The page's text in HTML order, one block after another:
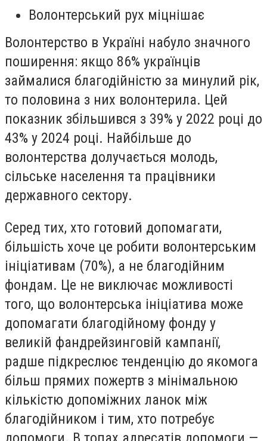
Волонтерський рух міцнішає
Волонтерство в Україні набуло значного
поширення: якщо 86% українців
займалися благодійністю за минулий рік,
то половина з них волонтерила. Цей
показник збільшився з 39% у 2022 році до
43% у 2024 році. Найбільше до
волонтерства долучається молодь,
сільське населення та працівники
державного сектору.
Серед тих, хто готовий допомагати,
більшість хоче це робити волонтерським
ініціативам (70%), а не благодійним
фондам. Це не виключає можливості
того, що волонтерська ініціатива може
допомагати благодійному фонду у
великій фандрейзинговій кампанії,
радше підкреслює тенденцію до якомога
більш прямих пожертв з мінімальною
кількістю допоміжних ланок між
благодійником і тим, хто потребує